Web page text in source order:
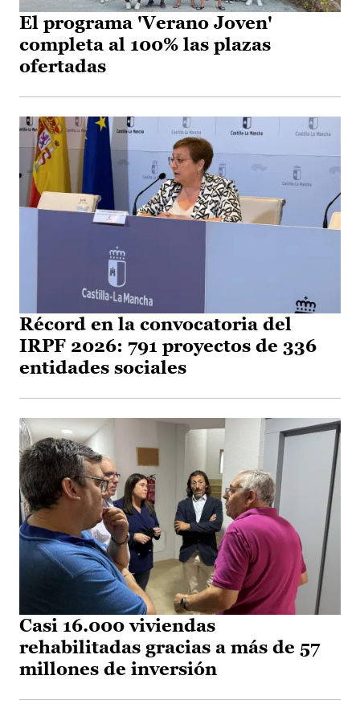
El programa 'Verano Joven'
completa al 100% las plazas
ofertadas
Récord en la convocatoria del
IRPF 2026: 791 proyectos de 336
entidades sociales
Casi 16.000 viviendas
rehabilitadas gracias a más de 57
millones de inversión